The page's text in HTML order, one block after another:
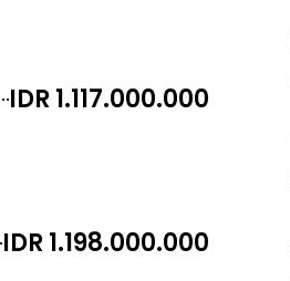
IDR 1.117.000.000
IDR 1.198.000.000